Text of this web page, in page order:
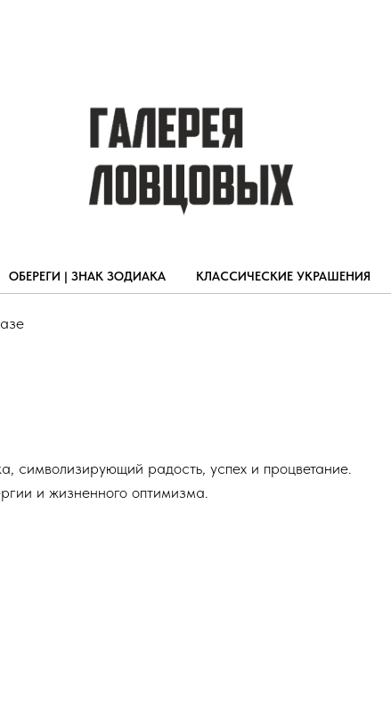
ОБЕРЕГИ | ЗНАК ЗОДИАКА КЛАССИЧЕСКИЕ УКРАШЕНИЯ
символизирующий радость, успех и процветание.
и жизненного оптимизма.